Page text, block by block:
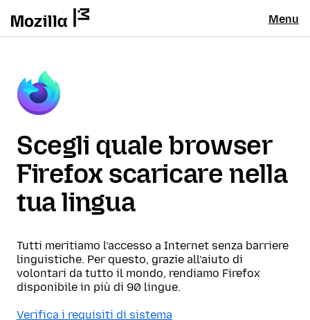
Menu
Scegli quale browser
Firefox scaricare nella
tua lingua
Tutti meritiamo l’accesso a Internet senza barriere
linguistiche. Per questo, grazie all’aiuto di
volontari da tutto il mondo, rendiamo Firefox
disponibile in più di 90 lingue.
Verifica i requisiti di sistema